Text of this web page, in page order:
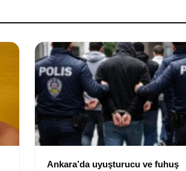
Ankara’da uyuşturucu ve fuhuş